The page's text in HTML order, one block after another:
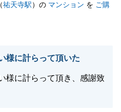
祐天寺駅）の マンション を ご購
様に計らって頂いた
様に計らって頂き、感謝致